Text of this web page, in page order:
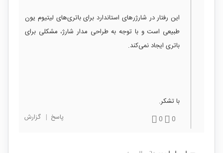
این رفتار در شارژرهای استاندارد برای باتری‌های لیتیوم یون
طبیعی است و با توجه به طراحی مدار شارژ، مشکلی برای
باتری ایجاد نمی‌کند.
با تشکر.
0
0 پاسخ | گزارش